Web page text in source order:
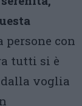
persone con
tutti si è
voglia